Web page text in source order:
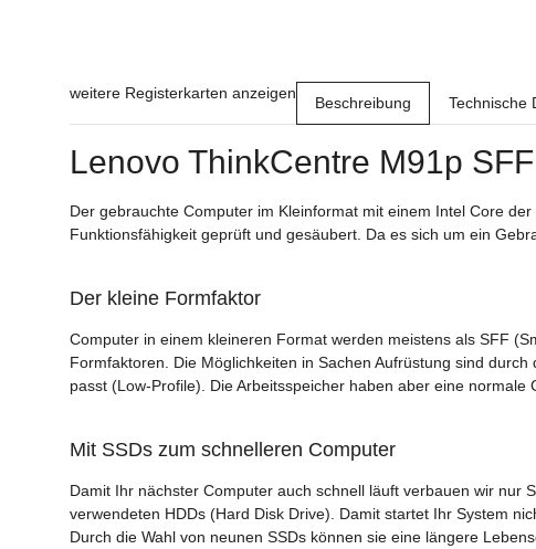
weitere Registerkarten anzeigen
Beschreibung Technische
Lenovo ThinkCentre M91p SFF
Der gebrauchte Computer im Kleinformat mit einem Intel Core
Funktionsfähigkeit geprüft und gesäubert. Da es sich um ein
Der kleine Formfaktor
Computer in einem kleineren Format werden meistens als SFF
Formfaktoren. Die Möglichkeiten in Sachen Aufrüstung sind
passt (Low-Profile). Die Arbeitsspeicher haben aber eine
Mit SSDs zum schnelleren Computer
Damit Ihr nächster Computer auch schnell läuft verbauen wir nur
verwendeten HDDs (Hard Disk Drive). Damit startet Ihr System
Durch die Wahl von neunen SSDs können sie eine längere